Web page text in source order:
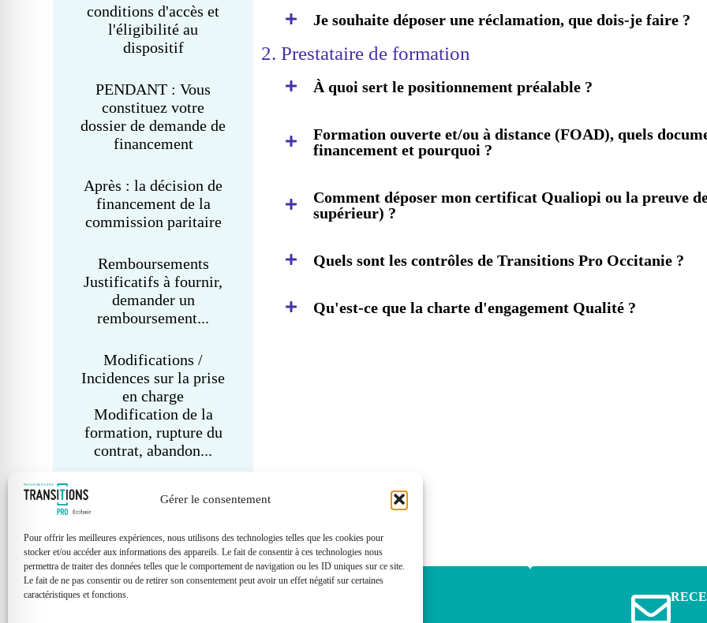
Gérer le consentement
Pour offrir les meilleures expériences, nous utilisons des technologies telles que les cookies pour
stocker et/ou accéder aux informations des appareils. Le fait de consentir à ces technologies nous
permettra de traiter des données telles que le comportement de navigation ou les ID uniques sur ce site.
Le fait de ne pas consentir ou de retirer son consentement peut avoir un effet négatif sur certaines
caractéristiques et fonctions.
conditions d'accès et
l'éligibilité au
dispositif
PENDANT : Vous
constituez votre
dossier de demande de
financement
Après : la décision de
financement de la
commission paritaire
Remboursements
Justificatifs à fournir,
demander un
remboursement...
Modifications /
Incidences sur la prise
en charge
Modification de la
formation, rupture du
contrat, abandon...
Je souhaite déposer une réclamation, que dois-je faire ?
2. Prestataire de formation
À quoi sert le positionnement préalable ?
Formation ouverte et/ou à distance (FOAD), quels
financement et pourquoi ?
Comment déposer mon certificat Qualiopi ou la preuve
supérieur) ?
Quels sont les contrôles de Transitions Pro Occitanie ?
Qu'est-ce que la charte d'engagement Qualité ?